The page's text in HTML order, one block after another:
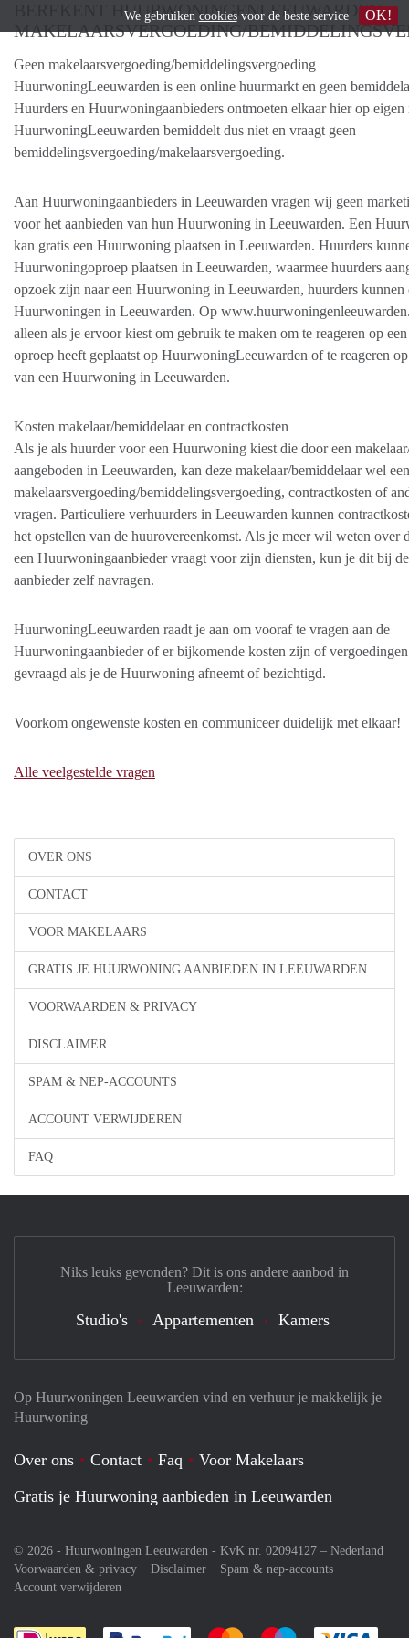
OVER ONS
CONTACT
VOOR MAKELAARS
GRATIS JE HUURWONING AANBIEDEN IN LEEUWARDEN
VOORWAARDEN & PRIVACY
DISCLAIMER
SPAM & NEP-ACCOUNTS
ACCOUNT VERWIJDEREN
FAQ
BEREKENT HUURWONINGENLEEUWARDEN
MAKELAARSVERGOEDING/
Geen makelaarsvergoeding/bemiddelingsvergoeding
HuurwoningLeeuwarden is een online huurmarkt en geen
Huurders en Huurwoningaanbieders ontmoeten elkaar hier op
HuurwoningLeeuwarden bemiddelt dus niet en vraagt geen
bemiddelingsvergoeding/makelaarsvergoeding.
Aan Huurwoningaanbieders in Leeuwarden vragen wij geen
voor het aanbieden van hun Huurwoning in Leeuwarden. Een
kan gratis een Huurwoning plaatsen in Leeuwarden. Huurders
Huurwoningoproep plaatsen in Leeuwarden, waarmee huurders
opzoek zijn naar een Huurwoning in Leeuwarden, huurders kunnen
Huurwoningen in Leeuwarden. Op
alleen als je ervoor kiest om gebruik te maken om te reageren op
oproep heeft geplaatst op HuurwoningLeeuwarden of te reageren
van een Huurwoning in Leeuwarden.
Kosten makelaar/bemiddelaar en contractkosten
Als je als huurder voor een Huurwoning kiest die door een
aangeboden in Leeuwarden, kan deze makelaar/bemiddelaar wel een
makelaarsvergoeding/bemiddelingsvergoeding, contractkosten of
vragen. Particuliere verhuurders in Leeuwarden kunnen
het opstellen van de huurovereenkomst. Als je meer wil weten over
een Huurwoningaanbieder vraagt voor zijn diensten, kun je dit bij
aanbieder zelf navragen.
HuurwoningLeeuwarden raadt je aan om vooraf te vragen aan de
Huurwoningaanbieder of er bijkomende kosten zijn of
gevraagd als je de Huurwoning afneemt of bezichtigd.
Voorkom ongewenste kosten en communiceer duidelijk met elkaar!
Alle veelgestelde vragen
Op Huurwoningen Leeuwarden vind en verhuur je makkelijk je
Huurwoning
Over ons Contact Faq
Voor Makelaars
Gratis je Huurwoning aanbieden in Leeuwarden
© 2026 - Huurwoningen Leeuwarden - KvK nr. 02094127 – Nederland
Voorwaarden & privacy
Disclaimer
Spam & nep-accounts
Account verwijderen
Niks leuks gevonden? Dit is ons andere aanbod in
Leeuwarden:
Studio's Appartementen Kamers
We gebruiken cookiesvoor de beste service OK!